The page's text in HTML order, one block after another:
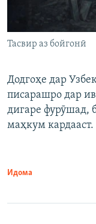
Тасвир аз бойгонӣ
Додгоҳе дар
писарашро дар
дигаре фурӯшад,
маҳкум кардааст.
Идома